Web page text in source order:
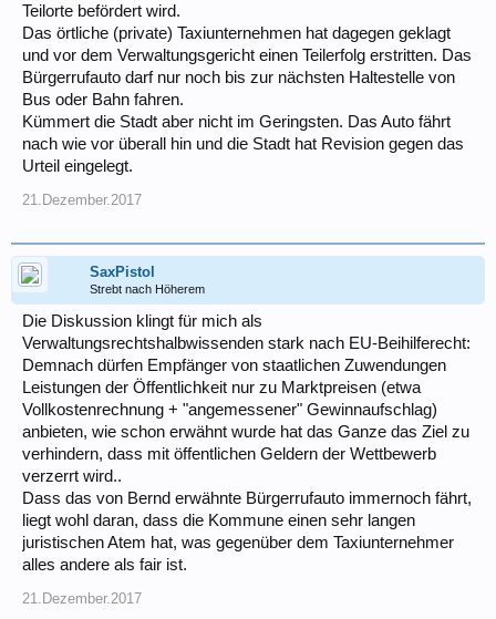
Teilorte befördert wird.
Das örtliche (private) Taxiunternehmen hat dagegen geklagt
und vor dem Verwaltungsgericht einen Teilerfolg erstritten. Das
Bürgerrufauto darf nur noch bis zur nächsten Haltestelle von
Bus oder Bahn fahren.
Kümmert die Stadt aber nicht im Geringsten. Das Auto fährt
nach wie vor überall hin und die Stadt hat Revision gegen das
Urteil eingelegt.
21.Dezember.2017
SaxPistol
Strebt nach Höherem
Die Diskussion klingt für mich als
Verwaltungsrechtshalbwissenden stark nach EU-Beihilferecht:
Demnach dürfen Empfänger von staatlichen Zuwendungen
Leistungen der Öffentlichkeit nur zu Marktpreisen (etwa
Vollkostenrechnung + "angemessener" Gewinnaufschlag)
anbieten, wie schon erwähnt wurde hat das Ganze das Ziel zu
verhindern, dass mit öffentlichen Geldern der Wettbewerb
verzerrt wird..
Dass das von Bernd erwähnte Bürgerrufauto immernoch fährt,
liegt wohl daran, dass die Kommune einen sehr langen
juristischen Atem hat, was gegenüber dem Taxiunternehmer
alles andere als fair ist.
21.Dezember.2017